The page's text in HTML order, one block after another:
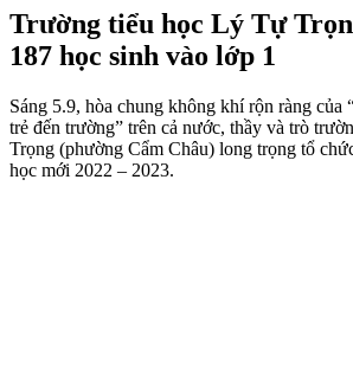
Trường tiểu học Lý Tự
187 học sinh vào lớp 1
Sáng 5.9, hòa chung không khí rộn ràng của
trẻ đến trường” trên cả nước, thầy và trò
Trọng (phường Cẩm Châu) long trọng tổ
học mới 2022 – 2023.